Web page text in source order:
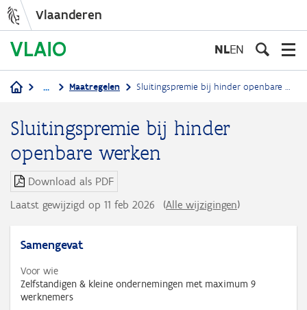
inhoud
Vlaanderen
NLEN
... Maatregelen Sluitingspremie bij hinder openbare werken
Sluitingspremie bij hinder
openbare werken
Download als PDF
Laatst gewijzigd op 11 feb 2026
(Alle wijzigingen)
Samengevat
Voor wie
Zelfstandigen & kleine ondernemingen met maximum 9
werknemers